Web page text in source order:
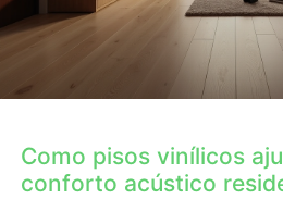
Como pisos vinílicos
conforto acústico